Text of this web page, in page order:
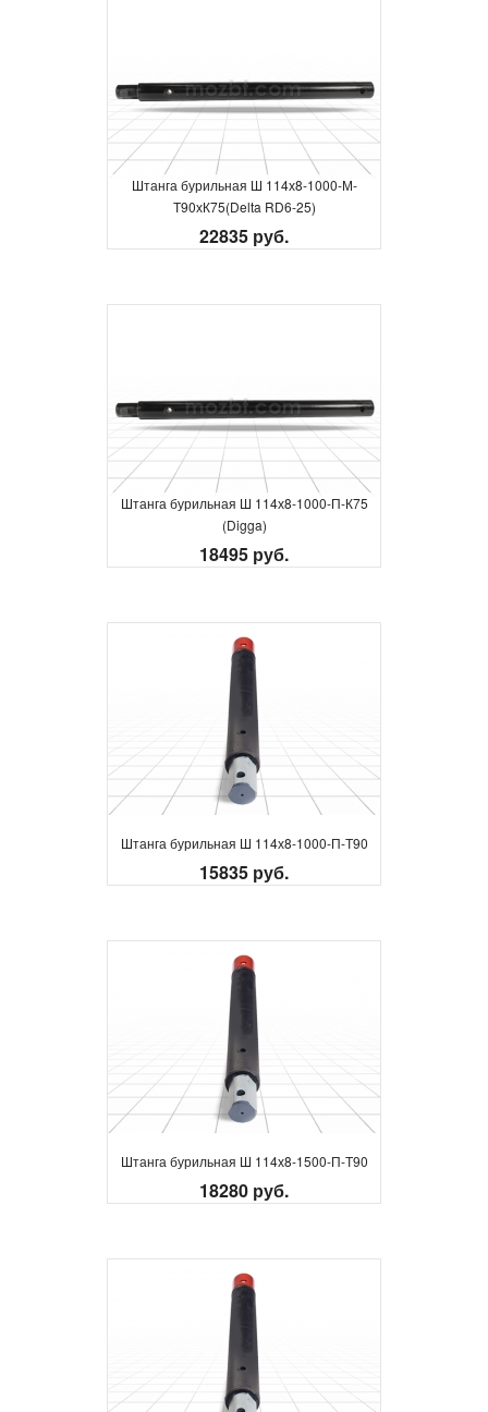
Штанга бурильная Ш 114х8-1000-М-
Т90хК75(Delta RD6-25)
22835 руб.
Штанга бурильная Ш 114х8-1000-П-К75
(Digga)
18495 руб.
Штанга бурильная Ш 114х8-1000-П-Т90
15835 руб.
Штанга бурильная Ш 114х8-1500-П-Т90
18280 руб.